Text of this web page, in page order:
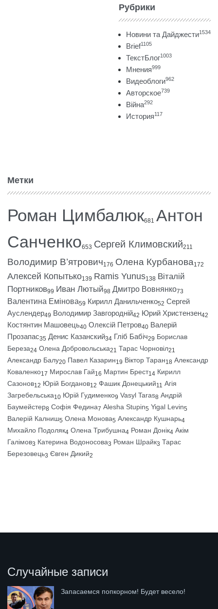
Рубрики
Новини та Дайджести1534
Brief1105
ТекстБлог1003
Мнения999
Видеоблоги962
Авторское739
Війна292
История117
Метки
Роман Цимбалюк681 Антон
Санченко653 Сергей Климовский211
Володимир В’ятрович176 Олена Курбанова172
Алексей Копытько139 Ramis Yunus138 Віталій
Портников99 Иван Лютый98 Дмитро Вовнянко73
Валентина Емінова59 Кирилл Данильченко52 Сергей
Ауслендер49 Володимир Завгородній42 Юрий Христензен42
Костянтин Машовець40 Олексій Петров40 Валерій
Прозапас35 Денис Казанский34 Гліб Бабіч29 Борислав
Береза24 Олена Добровольська21 Тарас Чорновіл21
Александр Балу20 Павел Казарин19 Віктор Таран18 Александр
Коваленко17 Мирослав Гай16 Мартин Брест14 Кирилл
Сазонов12 Юрій Богданов12 Фашик Донецький11 Агія
Загребельська10 Юрій Гудименко9 Vasyl Taras8 Андрій
Баумейстер8 Софія Федина7 Alesha Stupin5 Yigal Levin5
Валерій Калниш5 Олена Монова5 Александр Кушнарь4
Михайло Подоляк4 Олена Трибушна4 Роман Донік4 Акім
Галімов3 Катерина Водоносова3 Роман Шрайк3 Тарас
Березовець3 Євген Дикий2
Случайные записи
Запасаемся попкорном! Будет весело!